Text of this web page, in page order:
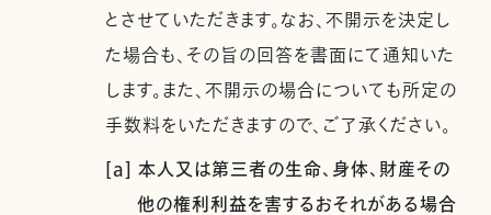
とさせていただきます。なお、不開示を決定し
た場合も、その旨の回答を書面にて通知いた
します。また、不開示の場合についても所定の
手数料をいただきますので、ご了承ください。
[a] 本人又は第三者の生命、身体、財産その
他の権利利益を害するおそれがある場合